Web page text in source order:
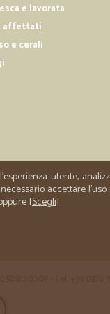
arrivato puntualmente, il
che purtroppo non si
e lavorata
affettati
e cerali
utente,
accettare
[Scegli]